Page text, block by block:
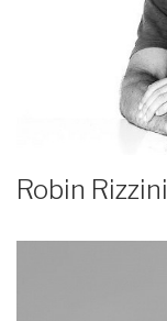
Robin Rizzini